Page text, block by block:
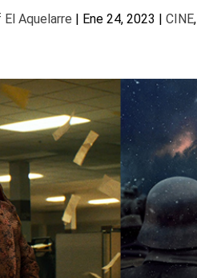
Aquelarre | Ene 24, 2023 |CINE,